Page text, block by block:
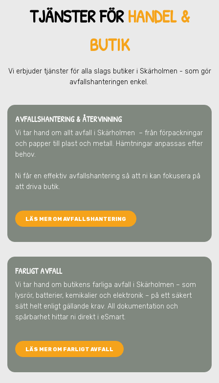
TJÄNSTER FÖRHANDEL &
BUTIK
Vi erbjuder tjänster för alla slags butiker i Skärholmen - som gör
avfallshanteringen enkel.
AVFALLSHANTERING & ÅTERVINNING
Vi tar hand om allt avfall i Skärholmen – från förpackningar
och papper till plast och metall. Hämtningar anpassas efter
behov.
Ni får en effektiv avfallshantering så att ni kan fokusera på
att driva butik.
LÄS MER OM AVFALLSHANTERING
FARLIGT AVFALL
Vi tar hand om butikens farliga avfall i Skärholmen – som
lysrör, batterier, kemikalier och elektronik – på ett säkert
sätt helt enligt gällande krav. All dokumentation och
spårbarhet hittar ni direkt i eSmart.
LÄS MER OM FARLIGT AVFALL